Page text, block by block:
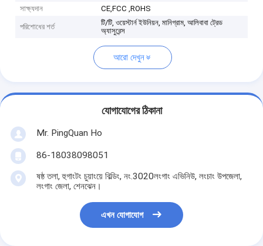
সাক্ষ্যদান
CE,FCC ,ROHS
পরিশোধের শর্ত
টি/টি, ওয়েস্টার্ন ইউনিয়ন, মানিগ্রাম, আলিবাবা ট্রেড
অ্যাসুরেন্স
আরো দেখুন
যোগাযোগের ঠিকানা
Mr. PingQuan Ho
86-18038098051
ষষ্ঠ তলা, হুগাংটং চুয়াংয়ে বিল্ডিং, নং.3020লংগাং এভিনিউ, লংচাং উপজেলা,
লংগাং জেলা, শেনঝেন।
এখন যোগাযোগ